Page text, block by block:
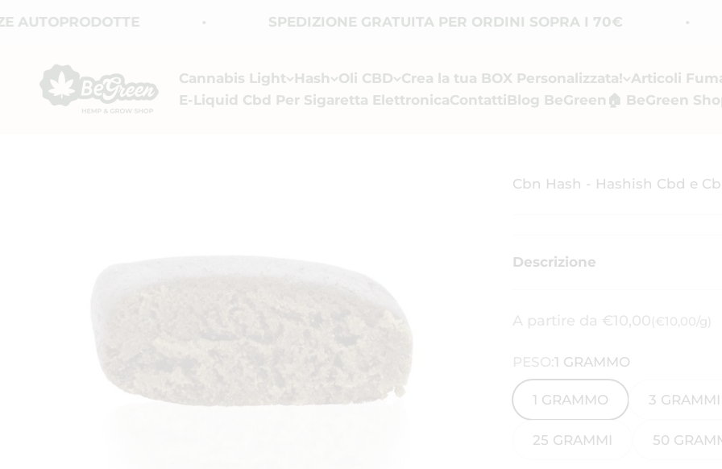
SPEDIZIONE GRATUITA PER ORDINI SOPRA I 70€
Cannabis Light Hash Oli CBD Crea la tua BOX Personalizzata! Articoli
E-Liquid Cbd Per Sigaretta ElettronicaContattiBlog BeGreen 🏠 BeGreen
BeGreen CBD
Cbn Hash - Hashish Cbd e
Descrizione
Prezzo scontato
A partire da €10,00(€10,00/g)
PESO: 1 GRAMMO
1 GRAMMO 3 GRAMMI
25 GRAMMI 50